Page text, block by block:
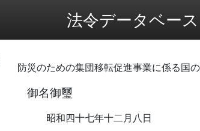
法令データベース
防災のための集団移転促進事業に係る国
御名御璽
昭和四十七年十二月八日